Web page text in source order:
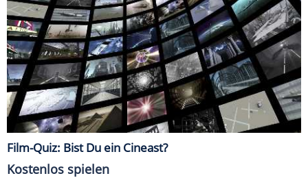
Film-Quiz: Bist Du ein Cineast?
Kostenlos spielen